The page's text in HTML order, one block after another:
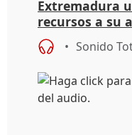
Extremadura
recursos a su
más menores
Sonido